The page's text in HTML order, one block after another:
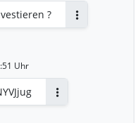
?
Uhr